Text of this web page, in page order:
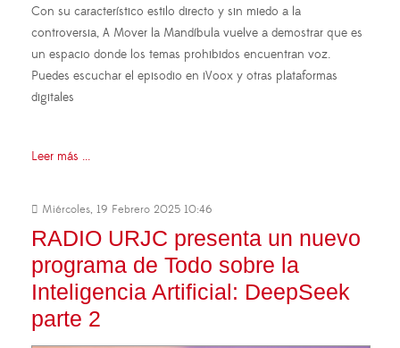
Con su característico estilo directo y sin miedo a la
controversia, A Mover la Mandíbula vuelve a demostrar que es
un espacio donde los temas prohibidos encuentran voz.
Puedes escuchar el episodio en iVoox y otras plataformas
digitales
Leer más ...
Miércoles, 19 Febrero 2025 10:46
RADIO URJC presenta un nuevo
programa de Todo sobre la
Inteligencia Artificial: DeepSeek
parte 2